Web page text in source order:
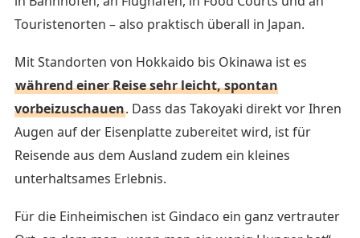
Touristenorten – also praktisch überall in Japan.
Mit Standorten von Hokkaido bis Okinawa ist es
während einer Reise sehr leicht, spontan
vorbeizuschauen. Dass das Takoyaki direkt vor Ihren
Augen auf der Eisenplatte zubereitet wird, ist für
Reisende aus dem Ausland zudem ein kleines
unterhaltsames Erlebnis.
Für die Einheimischen ist Gindaco ein ganz vertrauter